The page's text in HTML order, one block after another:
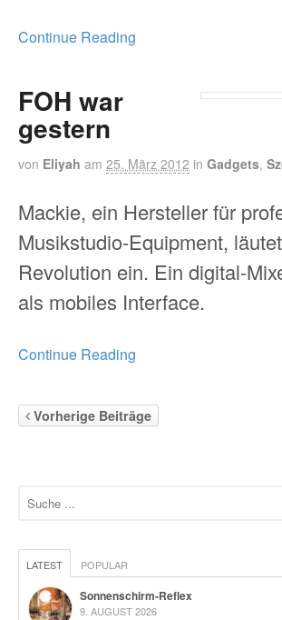
Continue Reading
FOH war
gestern
von Eliyah am 25. März 2012 in Gadgets,
Mackie, ein Hersteller für
Musikstudio-Equipment,
Revolution ein. Ein digital-
als mobiles Interface.
Continue Reading
Vorherige Beiträge
LATEST POPULAR
Sonnenschirm-Reflex
9. AUGUST 2026